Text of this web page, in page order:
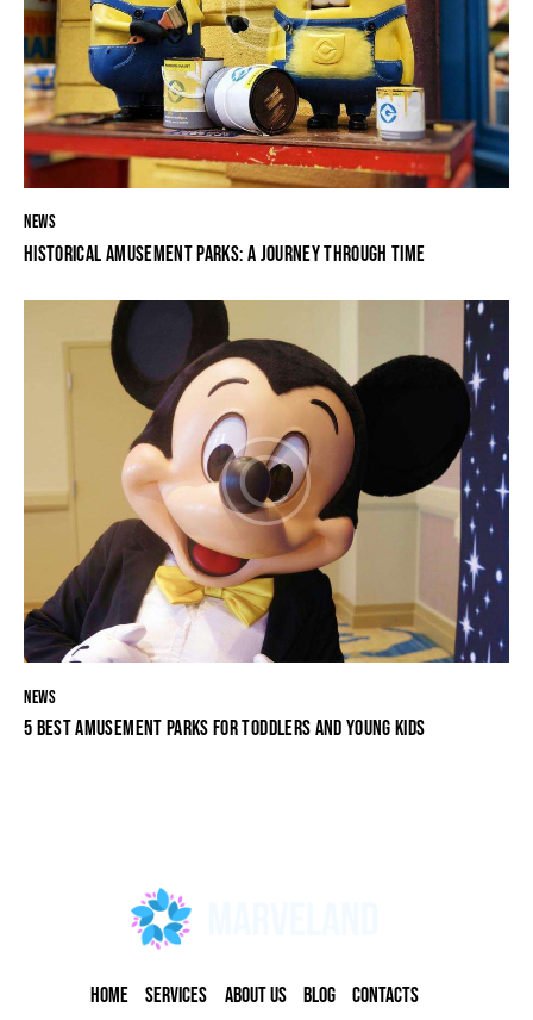
NEWS
HISTORICAL AMUSEMENT PARKS: A JOURNEY THROUGH TIME
NEWS
5 BEST AMUSEMENT PARKS FOR TODDLERS AND YOUNG KIDS
HOME SERVICES ABOUT US BLOG CONTACTS